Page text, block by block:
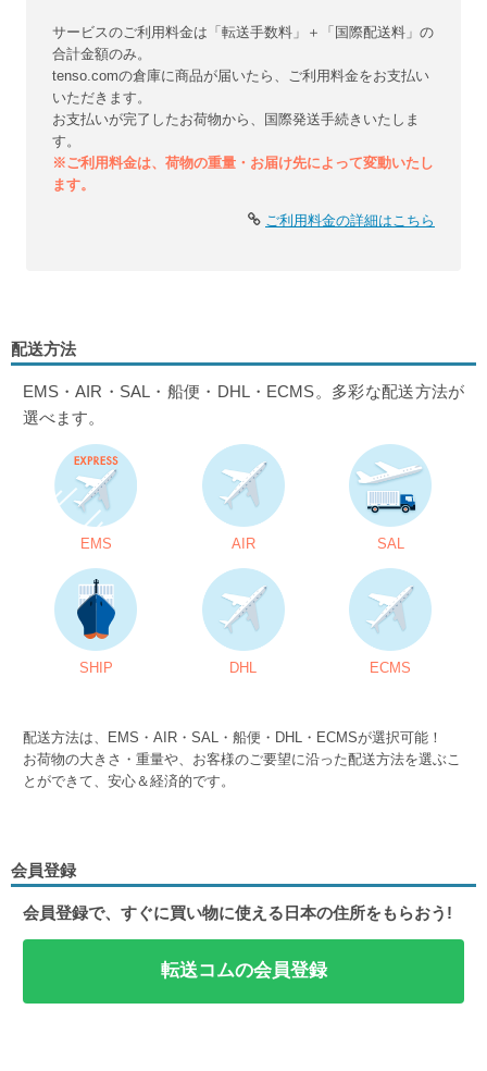
サービスのご利用料金は「転送手数料」＋「国際配送料」の
合計金額のみ。
tenso.comの倉庫に商品が届いたら、ご利用料金をお支払い
いただきます。
お支払いが完了したお荷物から、国際発送手続きいたしま
す。
※ご利用料金は、荷物の重量・お届け先によって変動いたし
ます。
ご利用料金の詳細はこちら
配送方法
EMS・AIR・SAL・船便・DHL・ECMS。多彩な配送方法が
選べます。
EMS AIR SAL
SHIP DHL ECMS
配送方法は、EMS・AIR・SAL・船便・DHL・ECMSが選択可能！
お荷物の大きさ・重量や、お客様のご要望に沿った配送方法を選ぶこ
とができて、安心＆経済的です。
会員登録
会員登録で、すぐに買い物に使える日本の住所をもらおう!
転送コムの会員登録